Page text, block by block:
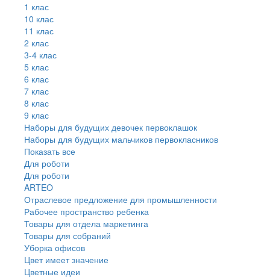
1 клас
10 клас
11 клас
2 клас
3-4 клас
5 клас
6 клас
7 клас
8 клас
9 клас
Наборы для будущих девочек первоклашок
Наборы для будущих мальчиков первокласников
Показать все
Для роботи
Для роботи
ARTEO
Отраслевое предложение для промышленности
Рабочее пространство ребенка
Товары для отдела маркетинга
Товары для собраний
Уборка офисов
Цвет имеет значение
Цветные идеи